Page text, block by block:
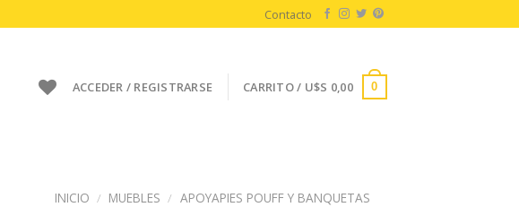
Contacto
ACCEDER / REGISTRARSE CARRITO / U$S 0,00 0
INICIO / MUEBLES / APOYAPIES POUFF Y BANQUETAS